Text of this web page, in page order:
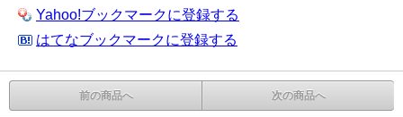
Yahoo!ブックマークに登録する
はてなブックマークに登録する
前の商品へ 次の商品へ